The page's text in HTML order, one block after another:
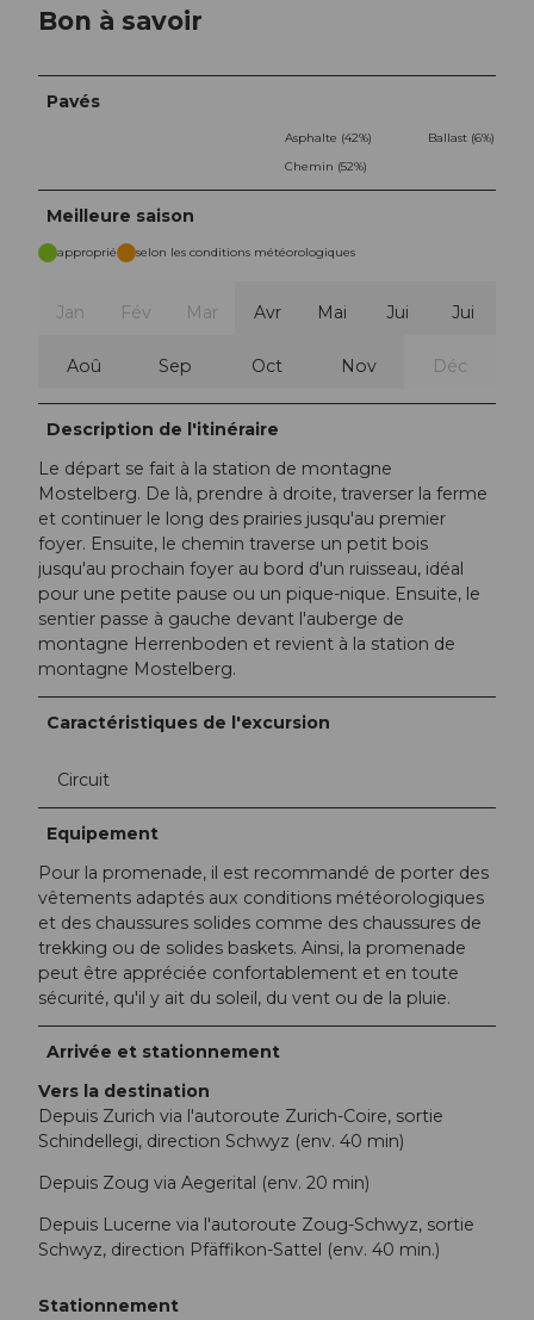
Bon à savoir
Pavés
Asphalte (42%)
Ballast (6%)
Chemin (52%)
Meilleure saison
approprié selon les conditions météorologiques
Jan Fév Mar Avr Mai Jui Jui
Aoû Sep Oct Nov Déc
Description de l'itinéraire
Le départ se fait à la station de montagne
Mostelberg. De là, prendre à droite, traverser la ferme
et continuer le long des prairies jusqu'au premier
foyer. Ensuite, le chemin traverse un petit bois
jusqu'au prochain foyer au bord d'un ruisseau, idéal
pour une petite pause ou un pique-nique. Ensuite, le
sentier passe à gauche devant l'auberge de
montagne Herrenboden et revient à la station de
montagne Mostelberg.
Caractéristiques de l'excursion
Circuit
Equipement
Pour la promenade, il est recommandé de porter des
vêtements adaptés aux conditions météorologiques
et des chaussures solides comme des chaussures de
trekking ou de solides baskets. Ainsi, la promenade
peut être appréciée confortablement et en toute
sécurité, qu'il y ait du soleil, du vent ou de la pluie.
Arrivée et stationnement
Vers la destination
Depuis Zurich via l'autoroute Zurich-Coire, sortie
Schindellegi, direction Schwyz (env. 40 min)
Depuis Zoug via Aegerital (env. 20 min)
Depuis Lucerne via l'autoroute Zoug-Schwyz, sortie
Schwyz, direction Pfäffikon-Sattel (env. 40 min.)
Stationnement